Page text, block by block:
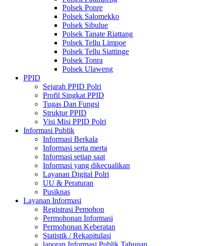
Polsek Ponre
Polsek Salomekko
Polsek Sibulue
Polsek Tanate Riattang
Polsek Tellu Limpoe
Polsek Tellu Siattinge
Polsek Tonra
Polsek Ulaweng
PPID
Sejarah PPID Polri
Profil Singkat PPID
Tugas Dan Fungsi
Struktur PPID
Visi Misi PPID Polri
Informasi Publik
Informasi Berkala
Informasi serta merta
Informasi setiap saat
Informasi yang dikecualikan
Layanan Digital Polri
UU & Peraturan
Pusiknas
Layanan Informasi
Registrasi Pemohon
Permohonan Informasi
Permohonan Keberatan
Statistik / Rekapitulasi
laporan Informasi Publik Tahunan